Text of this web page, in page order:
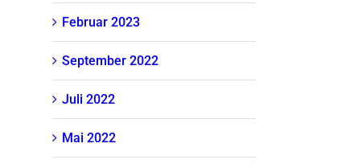
Februar 2023
September 2022
Juli 2022
Mai 2022